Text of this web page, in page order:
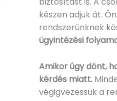
készen adjuk át.
rendszerünknek
ügyintézési
Amikor úgy dönt,
kérdés miatt.
végigvezessük a